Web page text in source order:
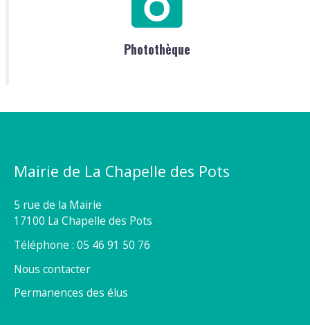
Photothèque
Mairie de La Chapelle des Pots
5 rue de la Mairie
17100 La Chapelle des Pots
Téléphone : 05 46 91 50 76
Nous contacter
Permanences des élus